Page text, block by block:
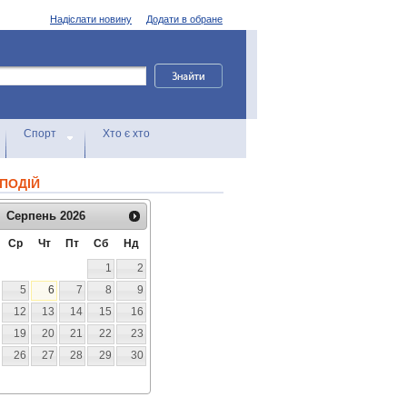
Додати в обране
Надіслати новину
Спорт Хто є хто
Серпень 2026
Ср Чт Пт Сб
Нд
1
2
5 6 7 8
9
12 13 14 15
16
19 20 21 22
23
26 27 28 29
30